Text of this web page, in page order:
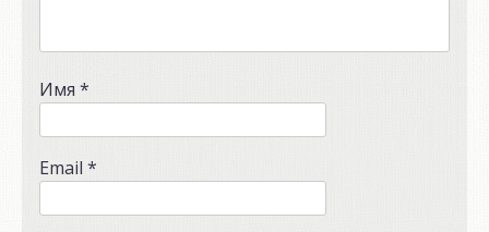
Имя *
Email *